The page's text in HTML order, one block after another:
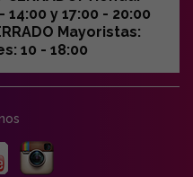
y 17:00 - 20:00
Mayoristas:
10 - 18:00